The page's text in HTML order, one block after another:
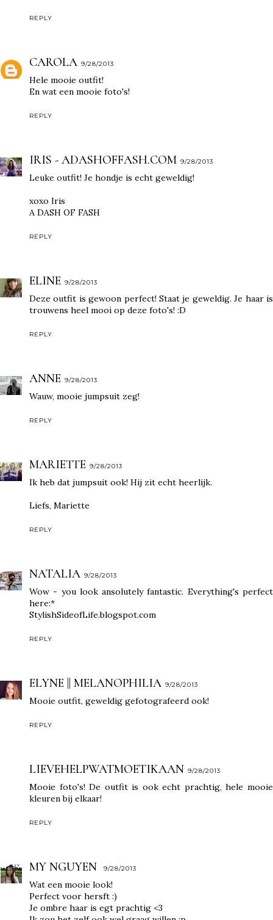
REPLY
CAROLA 9/28/2013
Hele mooie outfit!
En wat een mooie foto's!
REPLY
IRIS - ADASHOFFASH.COM 9/28/2013
Leuke outfit! Je hondje is echt geweldig!
xoxo Iris
A DASH OF FASH
REPLY
ELINE 9/28/2013
Deze outfit is gewoon perfect! Staat je geweldig. Je haar is
trouwens heel mooi op deze foto's! :D
REPLY
ANNE 9/28/2013
Wauw, mooie jumpsuit zeg!
REPLY
MARIETTE 9/28/2013
Ik heb dat jumpsuit ook! Hij zit echt heerlijk.
Liefs, Mariette
REPLY
NATALIA 9/28/2013
Wow - you look ansolutely fantastic. Everything's perfect
here:*
StylishSideofLife.blogspot.com
REPLY
ELYNE || MELANOPHILIA 9/28/2013
Mooie outfit, geweldig gefotografeerd ook!
REPLY
LIEVEHELPWATMOETIKAAN 9/28/2013
Mooie foto's! De outfit is ook echt prachtig, hele mooie
kleuren bij elkaar!
REPLY
MY NGUYEN 9/28/2013
Wat een mooie look!
Perfect voor hersft :)
Je ombre haar is egt prachtig <3